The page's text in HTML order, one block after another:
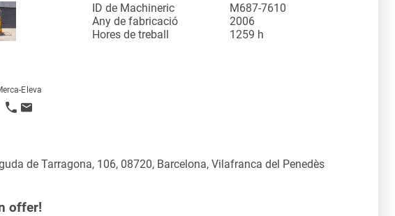
ID de Machineric
M687-7610
Any de fabricació
2006
Hores de treball
1259 h
Eleva
de Tarragona, 106, 08720, Barcelona, Vilafranca del Penedès
offer!